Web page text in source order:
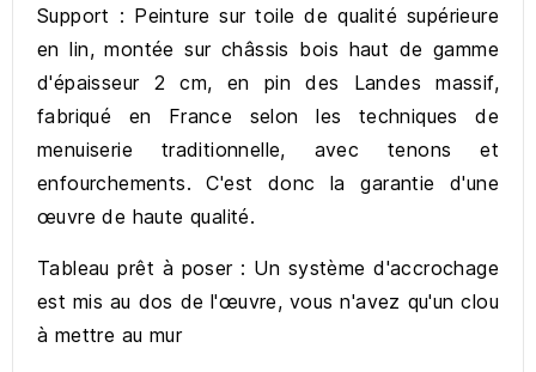
Support : Peinture sur toile de qualité supérieure
en lin, montée sur châssis bois haut de gamme
d'épaisseur 2 cm, en pin des Landes massif,
fabriqué en France selon les techniques de
menuiserie traditionnelle, avec tenons et
enfourchements. C'est donc la garantie d'une
œuvre de haute qualité.
Tableau prêt à poser : Un système d'accrochage
est mis au dos de l'œuvre, vous n'avez qu'un clou
à mettre au mur